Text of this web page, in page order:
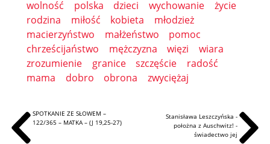
wolność polska dzieci wychowanie
życie
rodzina
miłość kobieta
młodzież
macierzyństwo
małżeństwo
pomoc
chrześcijaństwo
mężczyzna więzi
wiara
zrozumienie
granice szczęście
radość
mama
dobro obrona zwyciężaj
SPOTKANIE ZE SŁOWEM –
122/365 – MATKA – (J 19,25-27)
Stanisława Leszczyńska -
położna z Auschwitz! -
świadectwo jej